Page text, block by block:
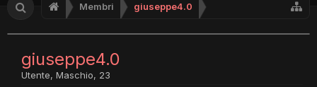
Membri giuseppe4.0
giuseppe4.0
Utente, Maschio, 23